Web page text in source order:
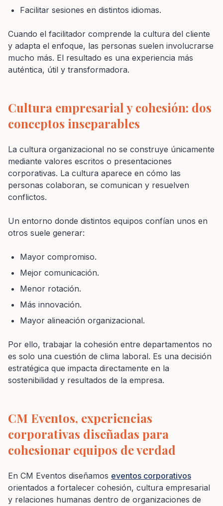
Facilitar sesiones en distintos idiomas.
Cuando el facilitador comprende la cultura del cliente
y adapta el enfoque, las personas suelen involucrarse
mucho más. El resultado es una experiencia más
auténtica, útil y transformadora.
Cultura empresarial y cohesión: dos
conceptos inseparables
La cultura organizacional no se construye únicamente
mediante valores escritos o presentaciones
corporativas. La cultura aparece en cómo las
personas colaboran, se comunican y resuelven
conflictos.
Un entorno donde distintos equipos confían unos en
otros suele generar:
Mayor compromiso.
Mejor comunicación.
Menor rotación.
Más innovación.
Mayor alineación organizacional.
Por ello, trabajar la cohesión entre departamentos no
es solo una cuestión de clima laboral. Es una decisión
estratégica que impacta directamente en la
sostenibilidad y resultados de la empresa.
CM Eventos, experiencias
corporativas diseñadas para
cohesionar equipos de verdad
En CM Eventos diseñamos eventos corporativos
orientados a fortalecer cohesión, cultura empresarial
y relaciones humanas dentro de organizaciones de